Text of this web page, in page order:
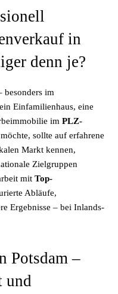
in
denn je?
im
Einfamilienhaus, eine
im PLZ-
sollte auf erfahrene
Markt kennen,
Zielgruppen
mit Top-
Abläufe,
Ergebnisse – bei Inlands-
Potsdam –
und